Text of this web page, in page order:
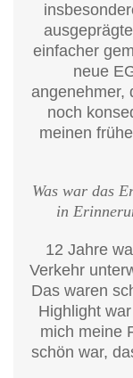
einfacher
neue
angenehmer,
noch
meinen
Was war das
in
12 Jahre
Verkehr
Das waren
Highlight
mich meine
schön war,